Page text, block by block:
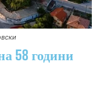
58 години